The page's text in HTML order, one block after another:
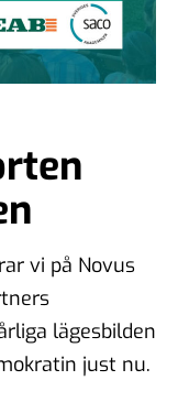
vi på Novus
lägesbilden
just nu.